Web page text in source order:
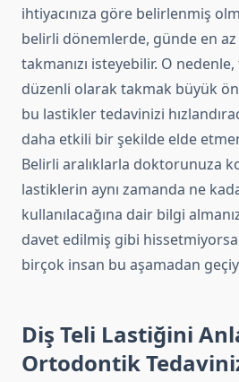
ihtiyacınıza göre belirlenmiş
belirli dönemlerde, günde en
takmanızı isteyebilir. O
düzenli olarak takmak büyük
bu lastikler tedavinizi
daha etkili bir şekilde elde
Belirli aralıklarla doktorunuza
lastiklerin aynı zamanda ne
kullanılacağına dair bilgi
davet edilmiş gibi
birçok insan bu aşamadan
Diş Teli Lastiğini
Ortodontik